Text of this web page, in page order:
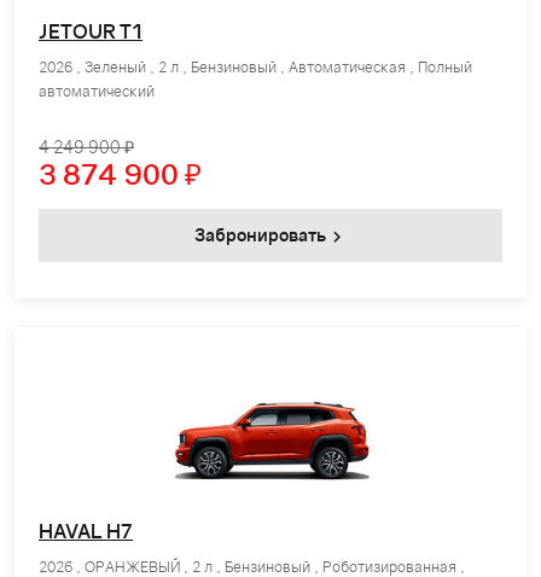
JETOUR T1
2026 , Зеленый , 2 л , Бензиновый , Автоматическая , Полный
автоматический
4 249 900 ₽
3 874 900 ₽
Забронировать
HAVAL H7
2026 , ОРАНЖЕВЫЙ , 2 л , Бензиновый , Роботизированная ,